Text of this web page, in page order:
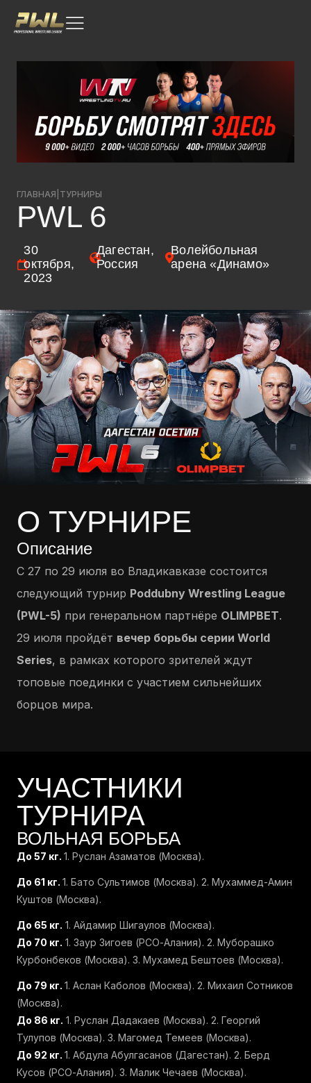
ГЛАВНАЯ ТУРНИРЫ
PWL 6
30
октября,
2023
Дагестан,
Россия
Волейбольная
арена «Динамо»
О ТУРНИРЕ
Описание
С 27 по 29 июля во Владикавказе состоится
следующий турнир Poddubny Wrestling League
(PWL-5) при генеральном партнёре OLIMPBET.
29 июля пройдёт вечер борьбы серии World
Series, в рамках которого зрителей ждут
топовые поединки с участием сильнейших
борцов мира.
УЧАСТНИКИ
ТУРНИРА
ВОЛЬНАЯ БОРЬБА
До 57 кг. 1. Руслан Азаматов (Москва).
До 61 кг. 1. Бато Сультимов (Москва). 2. Мухаммед-Амин
Куштов (Москва).
До 65 кг. 1. Айдамир Шигаулов (Москва).
До 70 кг. 1. Заур Зигоев (РСО-Алания). 2. Муборашко
Курбонбеков (Москва). 3. Мухамед Бештоев (Москва).
До 79 кг. 1. Аслан Каболов (Москва). 2. Михаил Сотников
(Москва).
До 86 кг. 1. Руслан Дадакаев (Москва). 2. Георгий
Тулупов (Москва). 3. Магомед Темеев (Москва).
До 92 кг. 1. Абдула Абулгасанов (Дагестан). 2. Берд
Кусов (РСО-Алания). 3. Малик Чечаев (Москва).